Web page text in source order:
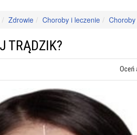
Zdrowie Choroby i leczenie
TRĄDZIK?
Oceń